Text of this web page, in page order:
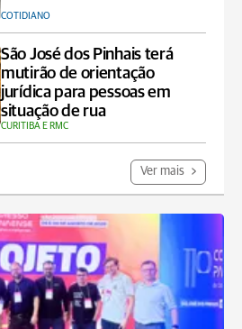
COTIDIANO
São José dos Pinhais terá
mutirão de orientação
jurídica para pessoas em
situação de rua
CURITIBA E RMC
Ver mais